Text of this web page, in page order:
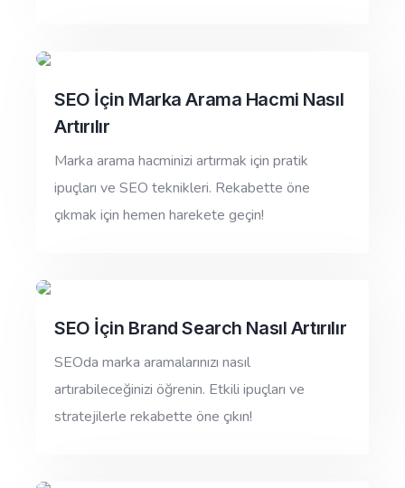
SEO İçin Marka Arama Hacmi Nasıl
Artırılır
Marka arama hacminizi artırmak için pratik
ipuçları ve SEO teknikleri. Rekabette öne
çıkmak için hemen harekete geçin!
SEO İçin Brand Search Nasıl Artırılır
SEOda marka aramalarınızı nasıl
artırabileceğinizi öğrenin. Etkili ipuçları ve
stratejilerle rekabette öne çıkın!